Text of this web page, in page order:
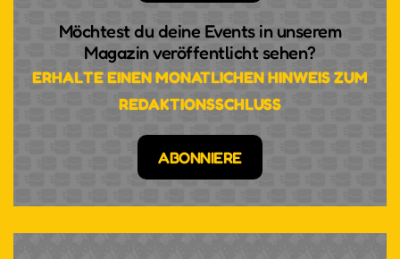
Möchtest du deine Events in unserem
Magazin veröffentlicht sehen?
ERHALTE EINEN MONATLICHEN HINWEIS ZUM
REDAKTIONSSCHLUSS
ABONNIERE